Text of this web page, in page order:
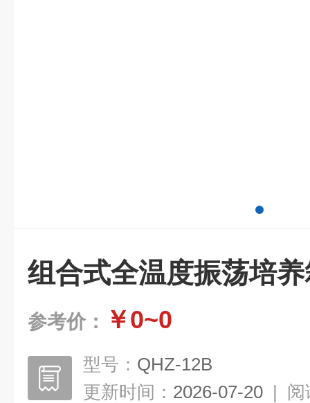
组合式全温度振荡培
参考价： ￥0~0
型号： QHZ-12B
更新时间： 2026-07-20 | 阅